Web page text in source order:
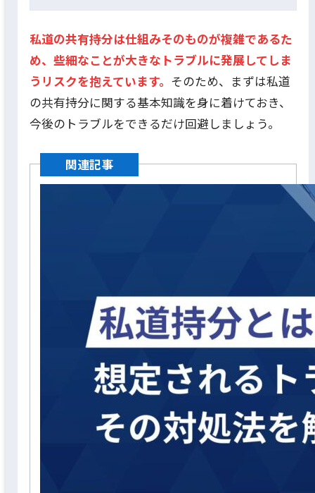
私道の共有持分は仕組みそのものが複雑であるた
め、些細なことが大きなトラブルに発展してしま
うリスクを抱えています。 そのため、まずは私道
の共有持分に関する基本知識を身に着けておき、
今後のトラブルをできるだけ回避しましょう。
関連記事